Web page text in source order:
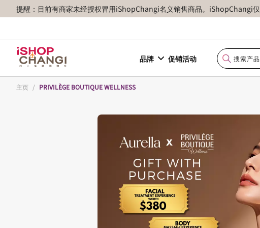
提醒：目前有商家未经授权冒用iShopChangi名义销售商品。iShopChangi
品牌 促销活动
主页 / PRIVILÈGE BOUTIQUE WELLNESS